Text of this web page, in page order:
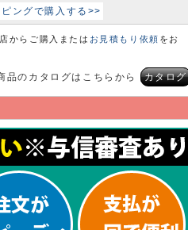
ングで購入する>>
からご購入または お見積もり依頼 をお
品のカタログはこちらから カタログ